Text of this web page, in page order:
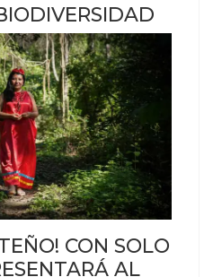
CON SOLO
AL